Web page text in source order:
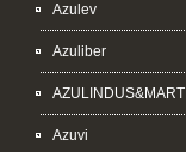
Azulev
Azuliber
AZULINDUS&MARTI
Azuvi